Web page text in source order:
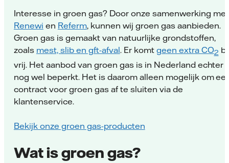
Interesse in groen gas? Door onze samenwerking met
Renewi en Referm, kunnen wij groen gas aanbieden.
Groen gas is gemaakt van natuurlijke grondstoffen,
zoals mest, slib en gft-afval. Er komt geen extra CO2
vrij. Het aanbod van groen gas is in Nederland echter
nog wel beperkt. Het is daarom alleen mogelijk om
contract voor groen gas af te sluiten via de
klantenservice.
Bekijk onze groen gas-producten
Wat is groen gas?